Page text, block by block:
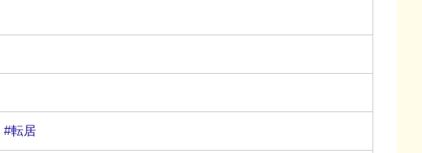
#転居